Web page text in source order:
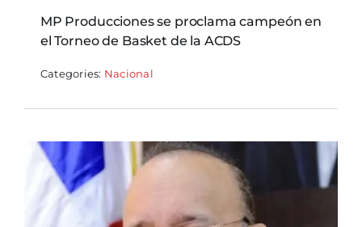
MP Producciones se proclama campeón en
el Torneo de Basket de la ACDS
Categories: Nacional